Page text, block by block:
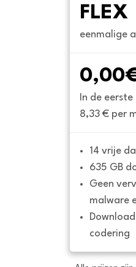
FLEX
eenmalige
In de
8,33 € per
14 vrije
635 GB
Geen
malware
codering